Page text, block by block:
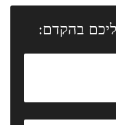
בהקדם: